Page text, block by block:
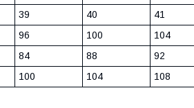
39 40 41
96 100 104
84 88 92
100 104 108